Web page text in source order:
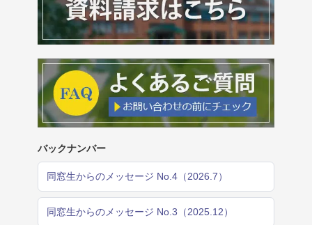
バックナンバー
同窓生からのメッセージ No.4（2026.7）
同窓生からのメッセージ No.3（2025.12）